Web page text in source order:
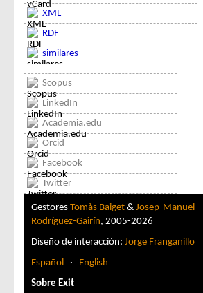
XML
RDF
similares
Scopus
LinkedIn
Academia.edu
Orcid
Facebook
Twitter
Gestores Tomàs Baiget & Josep-Manuel
Rodríguez-Gairín, 2005-2026
Diseño de interacción: Jorge Franganillo
Español
·
English
Sobre Exit